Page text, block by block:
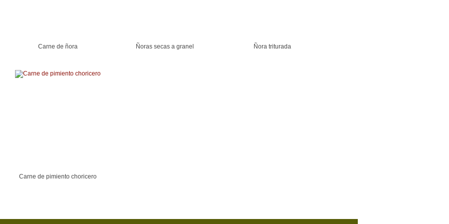
Carne de ñora Ñoras secas a granel Ñora triturada
Carne de pimiento choricero